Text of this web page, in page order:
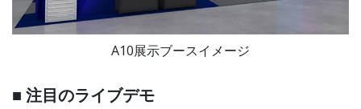
A10展示ブースイメージ
■ 注目のライブデモ